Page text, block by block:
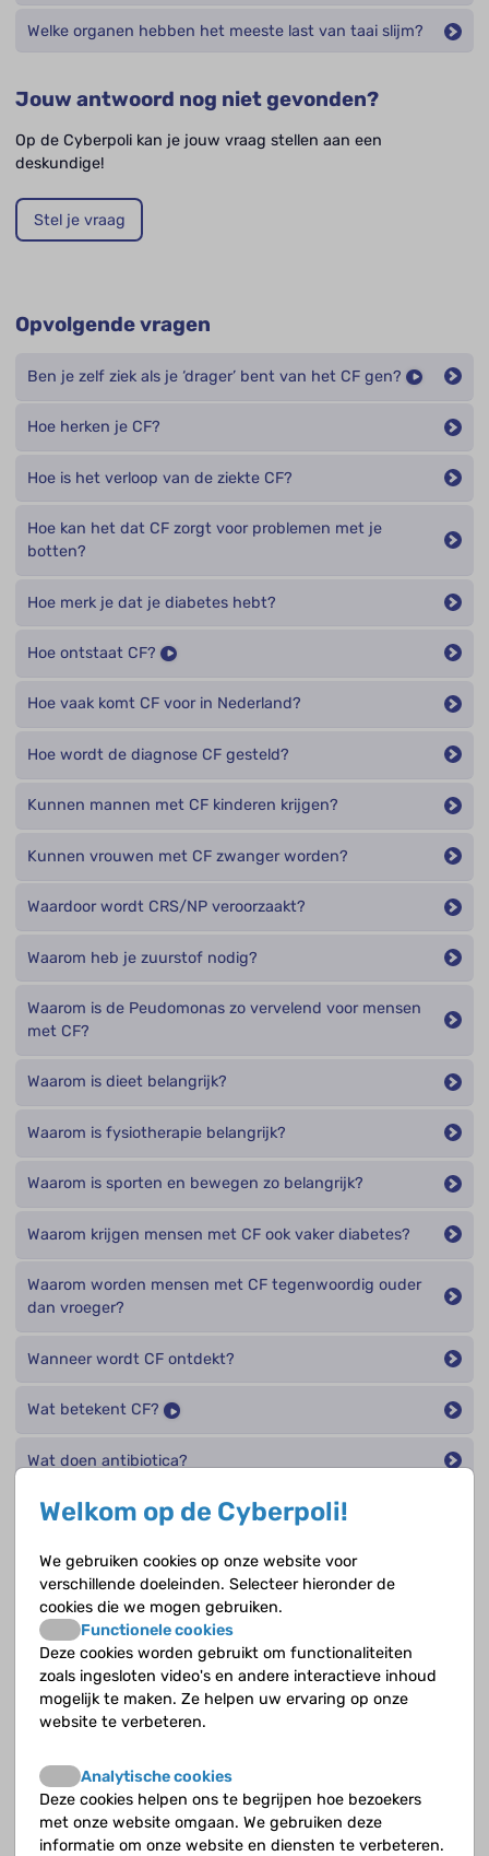
Welke organen hebben het meeste last van taai slijm?
Jouw antwoord nog niet gevonden?
Op de Cyberpoli kan je jouw vraag stellen aan een
deskundige!
Stel je vraag
Opvolgende vragen
Ben je zelf ziek als je ‘drager’ bent van het CF gen?
Hoe herken je CF?
Hoe is het verloop van de ziekte CF?
Hoe kan het dat CF zorgt voor problemen met je
botten?
Hoe merk je dat je diabetes hebt?
Hoe ontstaat CF?
Hoe vaak komt CF voor in Nederland?
Hoe wordt de diagnose CF gesteld?
Kunnen mannen met CF kinderen krijgen?
Kunnen vrouwen met CF zwanger worden?
Waardoor wordt CRS/NP veroorzaakt?
Waarom heb je zuurstof nodig?
Waarom is de Peudomonas zo vervelend voor mensen
met CF?
Waarom is dieet belangrijk?
Waarom is fysiotherapie belangrijk?
Waarom is sporten en bewegen zo belangrijk?
Waarom krijgen mensen met CF ook vaker diabetes?
Waarom worden mensen met CF tegenwoordig ouder
dan vroeger?
Wanneer wordt CF ontdekt?
Wat betekent CF?
Wat doen antibiotica?
Wat doen luchtwegverwijders?
Wat doen pancreasenzymen?
Wat doet CF in de alvleesklier?
Wat doet CF in de darmen?
Wat doet CF in de lever en gal?
Wat doet CF in de longen?
Wat doet CF in de zweetklieren?
Welkom op de Cyberpoli!
We gebruiken cookies op onze website voor
verschillende doeleinden. Selecteer hieronder de
cookies die we mogen gebruiken.
Functionele cookies
Deze cookies worden gebruikt om functionaliteiten
zoals ingesloten video's en andere interactieve inhoud
mogelijk te maken. Ze helpen uw ervaring op onze
website te verbeteren.
Analytische cookies
Deze cookies helpen ons te begrijpen hoe bezoekers
met onze website omgaan. We gebruiken deze
informatie om onze website en diensten te verbeteren.